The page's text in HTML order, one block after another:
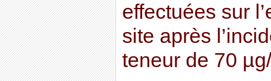
effectuées sur
site après
teneur de 70